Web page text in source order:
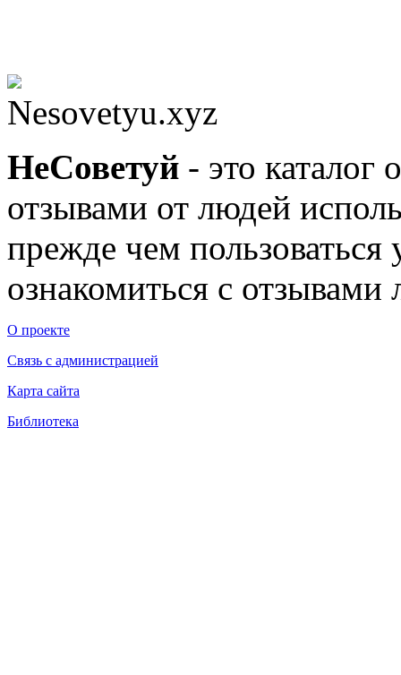
Nesovetyu.xyz
НеСоветуй - это каталог
отзывами от людей
прежде чем
ознакомиться с отзывами
О проекте
Связь с администрацией
Карта сайта
Библиотека